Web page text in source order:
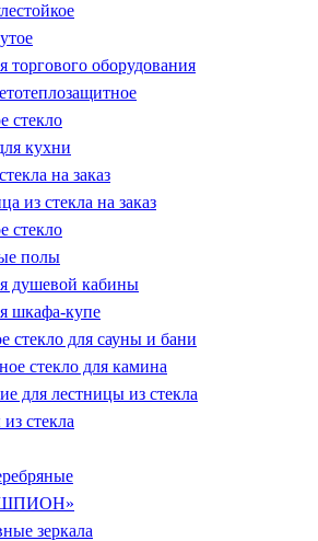
торгового оборудования
стекло
кухни
на заказ
из стекла на заказ
стекло
полы
душевой кабины
шкафа-купе
стекло для сауны и бани
стекло для камина
для лестницы из стекла
стекла
зеркала